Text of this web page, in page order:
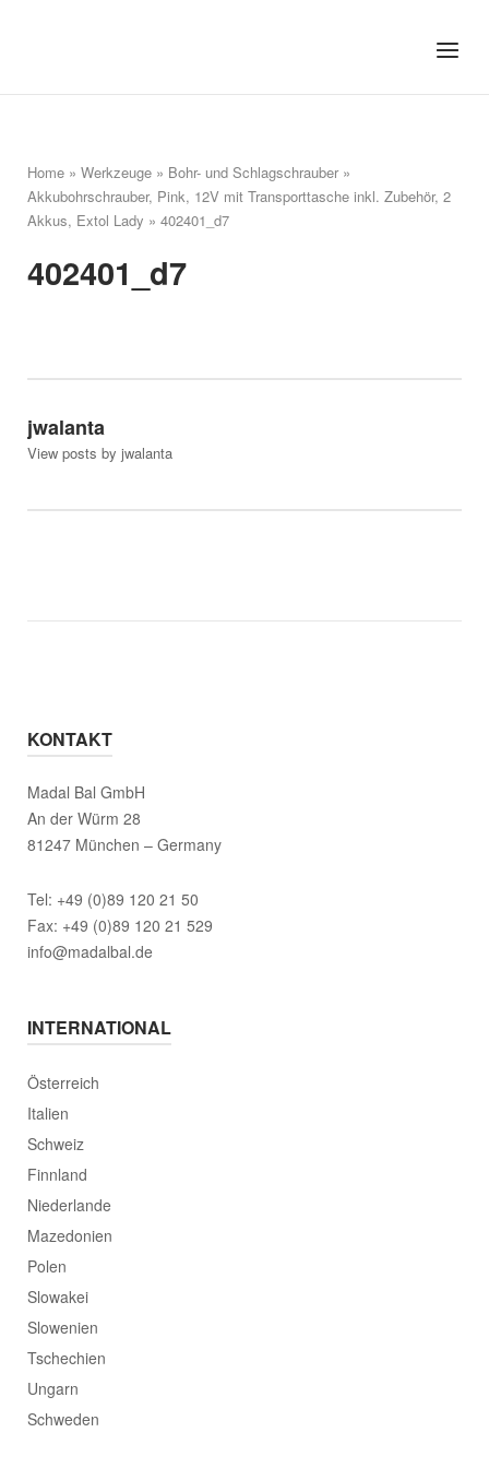
Menu
Home » Werkzeuge » Bohr- und Schlagschrauber »
Akkubohrschrauber, Pink, 12V mit Transporttasche inkl. Zubehör, 2
Akkus, Extol Lady » 402401_d7
402401_d7
jwalanta
View posts by jwalanta
KONTAKT
Madal Bal GmbH
An der Würm 28
81247 München – Germany
Tel: +49 (0)89 120 21 50
Fax: +49 (0)89 120 21 529
info@madalbal.de
INTERNATIONAL
Österreich
Italien
Schweiz
Finnland
Niederlande
Mazedonien
Polen
Slowakei
Slowenien
Tschechien
Ungarn
Schweden